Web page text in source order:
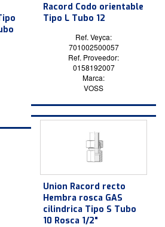
Racord Codo orientable
Tipo L Tubo 12
Ref. Veyca:
701002500057
Ref. Proveedor:
0158192007
Marca:
VOSS
Union Racord recto
Hembra rosca GAS
cilindrica Tipo S Tubo
10 Rosca 1/2"